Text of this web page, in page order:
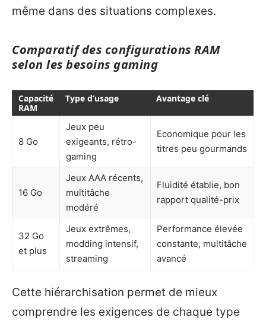
même dans des situations complexes.
Comparatif des configurations RAM
selon les besoins gaming
Capacité
RAM
Type d’usage Avantage clé
8 Go
Jeux peu
exigeants, rétro-
gaming
Economique pour les
titres peu gourmands
16 Go
Jeux AAA récents,
multitâche
modéré
Fluidité établie, bon
rapport qualité-prix
32 Go
et plus
Jeux extrêmes,
modding intensif,
streaming
Performance élevée
constante, multitâche
avancé
Cette hiérarchisation permet de mieux
comprendre les exigences de chaque type